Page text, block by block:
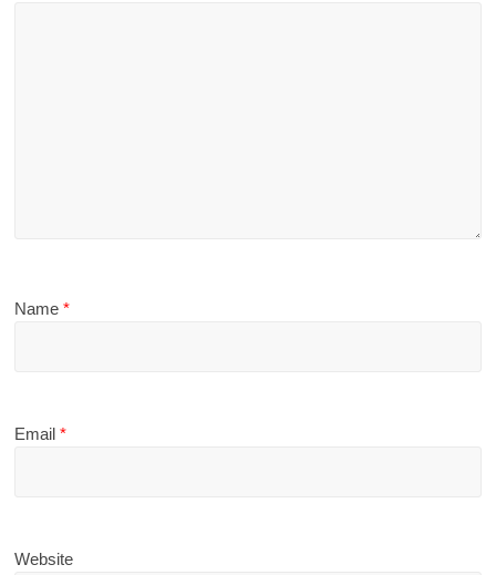
Name*
Email*
Website